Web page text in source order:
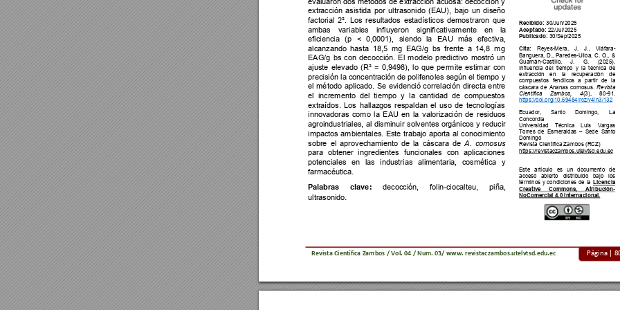
Página |
Revista Científica Zambos / Vol. 04 / Num. 03/ www. revistaczambos.utelvtsd.edu.ec
extracción asistida por ultrasonido (EAU), bajo un diseño
factorial
2². Los resultados estadísticos demostraron que
ambas
variables influyeron significativamente en
la
eficiencia
(p < 0,0001), siendo la EAU más
efectiva,
alcanzando hasta 18,5 mg EAG/g bs frente a 14,8 mg
EAG/g bs con decocción. El modelo predictivo mostró un
ajuste elevado (R² = 0,9498), lo que permite estimar con
precisión la concentración de polifeno les según el tiempo y
el método aplicado. Se evidenció correlación directa entre
el
incremento del tiempo y la cantidad de compuestos
extraídos. Los hallazgos respaldan e uso de tecno logías
innovadoras como la EAU en la valorización de residuos
agroindustriales, al disminuir solventes orgánicos y reducir
impactos ambientales. Este trabajo aporta al conocimiento
sobre el aprovechamiento de la cáscara de A
comosus
para obtener ingredientes funcionales con aplicaciones
potenciales
en las industrias alimentaria, cosmética
y
farmacéutica.
Palabras clave: decocción, folin-ciocalteu
piña,
ultrasonido
Recibido: 30/Jun/2025
Aceptado: 22/Jul/2025
Publicado: 30/Sep/2025
Cita: Reyes-Mera, J. J.,
Viáfara-
Banguera, D., Paredes-Ulloa, C. O.,
&
Guamán-Castillo,
J. G.
(2025).
Influencia del tiempo y la técnica de
extracción
en la recuperación
de
compuestos fenólicos a partir de
la
cáscara de Ananas comosus.
Revista
Científica
Zambos, 4(3), 80-91.
https://doi.org/10.69484/rcz/v4/n3/132
Ecuador, Santo Domingo,
La
Concordia
Universidad
Técnica Luis Vargas
Torres de Esmeraldas – Sede Santo
Domingo
Revista Científica Zambos (RCZ)
https://revistaczambos.utelvtsd.edu.ec
Este artículo es un documento
de
acceso
abierto distribuido bajo
los
términos y condiciones de la Licencia
Creative
Commons,
Atribución-
NoComercial 4.0 Internacional.